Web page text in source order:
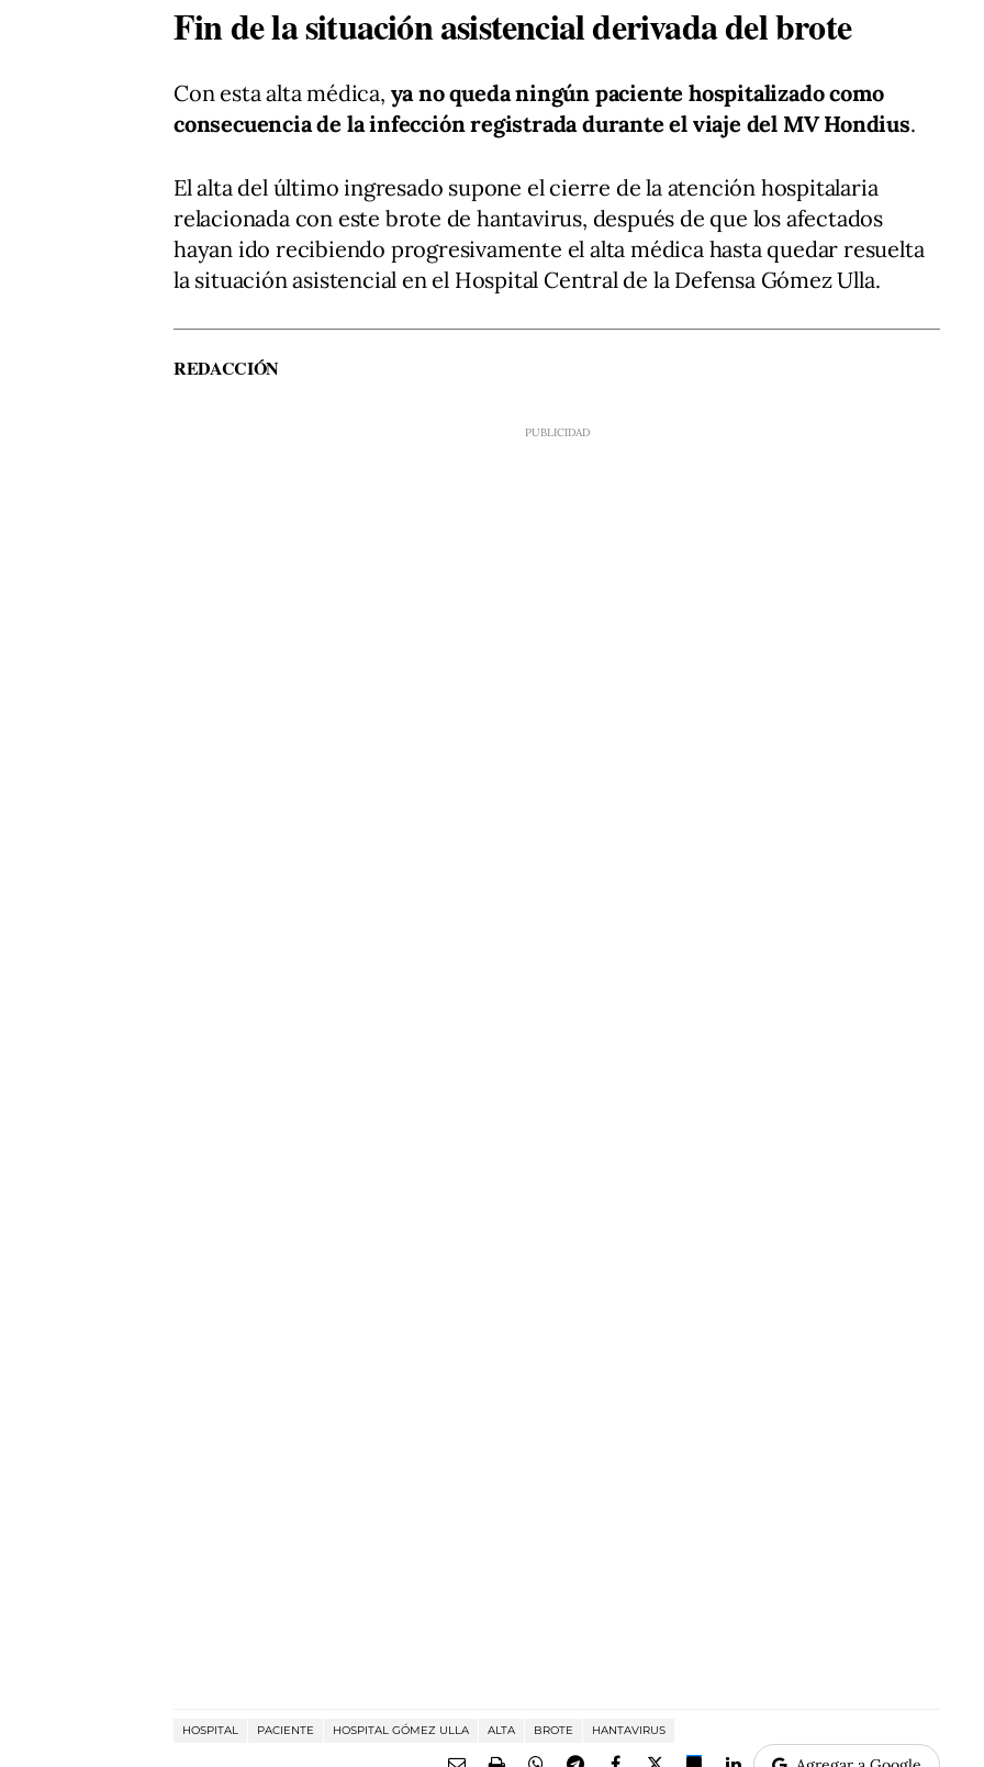
Fin de la situación asistencial derivada del brote
Con esta alta médica, ya no queda ningún paciente hospitalizado como
consecuencia de la infección registrada durante el viaje del MV Hondius.
El alta del último ingresado supone el cierre de la atención hospitalaria
relacionada con este brote de hantavirus, después de que los afectados
hayan ido recibiendo progresivamente el alta médica hasta quedar resuelta
la situación asistencial en el Hospital Central de la Defensa Gómez Ulla.
REDACCIÓN
HOSPITAL PACIENTE HOSPITAL GÓMEZ ULLA ALTA BROTE HANTAVIRUS